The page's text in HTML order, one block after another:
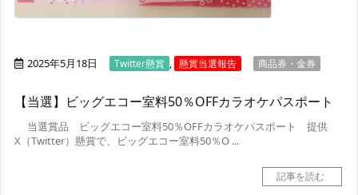
2025年5月18日 Twitter懸賞 , 懸賞当選報告 商品券・金券
【当選】ビッグエコー室料50％OFFカラオケパスポート
当選賞品 ビッグエコー室料50％OFFカラオケパスポート
提供
X（Twitter）懸賞で、ビッグエコー室料50％O ...
記事を読む